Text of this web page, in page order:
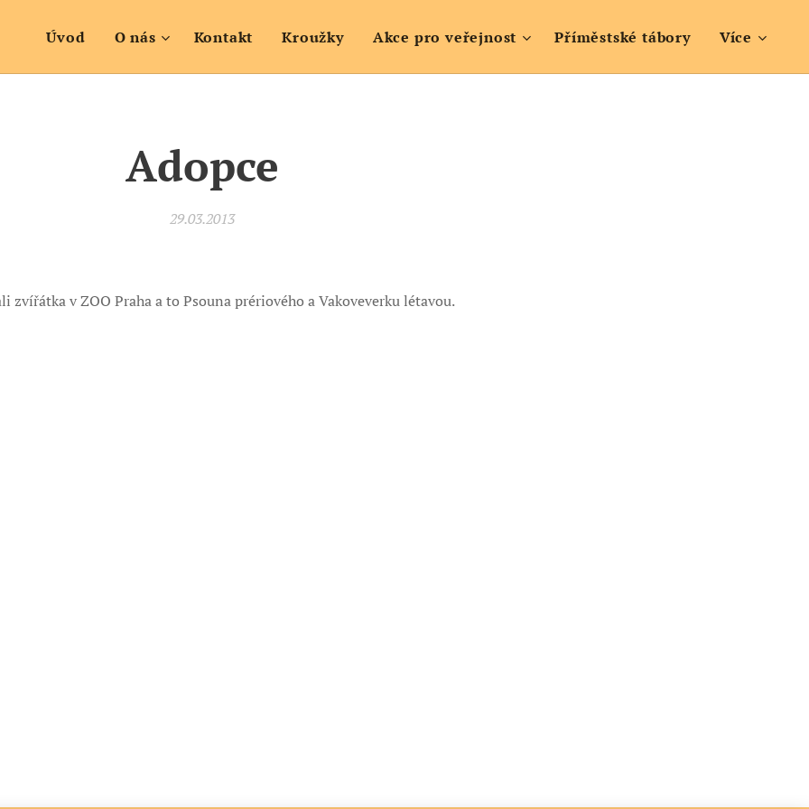
Úvod O nás Kontakt Kroužky Akce pro veřejnost Příměstské tábory Více
Adopce
29.03.2013
zvířátka v ZOO Praha a to Psouna prériového a Vakoveverku létavou.